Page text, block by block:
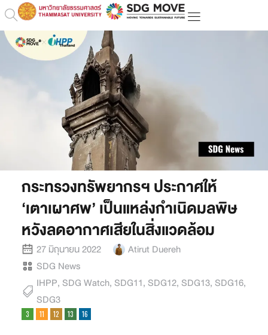
กระทรวงทรัพยากรฯ ประกาศให้
‘เตาเผาศพ’ เป็นแหล่งกำเนิดมลพิษ
หวังลดอากาศเสียในสิ่งแวดล้อม
27 มิถุนายน 2022
Atirut Duereh
SDG News
IHPP, SDG Watch, SDG11, SDG12, SDG13, SDG16,
SDG3